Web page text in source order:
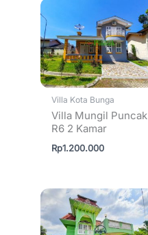
Villa Kota Bunga
Villa Mungil Puncak
R6 2 Kamar
Rp1.200.000